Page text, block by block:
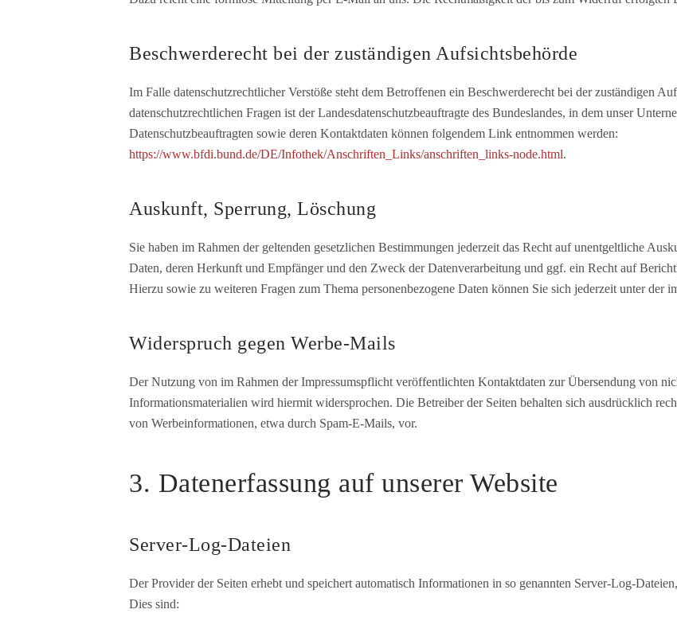
Beschwerderecht bei der zuständigen Aufsichtsbehörde
Im Falle datenschutzrechtlicher Verstöße steht dem Betroffenen ein Beschwerderecht bei der zuständigen
datenschutzrechtlichen Fragen ist der Landesdatenschutzbeauftragte des Bundeslandes, in dem unser
Datenschutzbeauftragten sowie deren Kontaktdaten können folgendem Link entnommen werden:
https://www.bfdi.bund.de/DE/Infothek/Anschriften_Links/anschriften_links-node.html.
Auskunft, Sperrung, Löschung
Sie haben im Rahmen der geltenden gesetzlichen Bestimmungen jederzeit das Recht auf unentgeltliche
Daten, deren Herkunft und Empfänger und den Zweck der Datenverarbeitung und ggf. ein Recht auf
Hierzu sowie zu weiteren Fragen zum Thema personenbezogene Daten können Sie sich jederzeit unter der
Widerspruch gegen Werbe-Mails
Der Nutzung von im Rahmen der Impressumspflicht veröffentlichten Kontaktdaten zur Übersendung von
Informationsmaterialien wird hiermit widersprochen. Die Betreiber der Seiten behalten sich ausdrücklich
von Werbeinformationen, etwa durch Spam-E-Mails, vor.
3. Datenerfassung auf unserer Website
Server-Log-Dateien
Der Provider der Seiten erhebt und speichert automatisch Informationen in so genannten Server-Log-
Dies sind: